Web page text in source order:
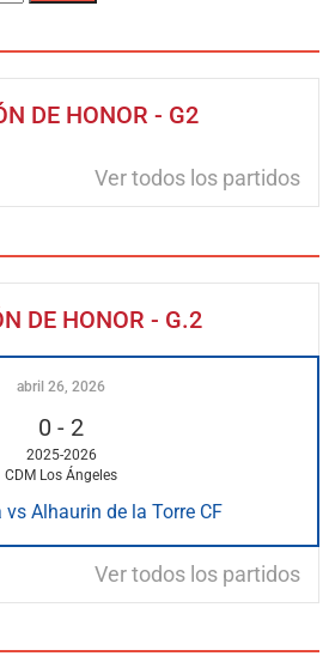
DE HONOR - G2
Ver todos los partidos
DE HONOR - G.2
abril 26, 2026
0 - 2
2025-2026
CDM Los Ángeles
Alhaurin de la Torre CF
Ver todos los partidos